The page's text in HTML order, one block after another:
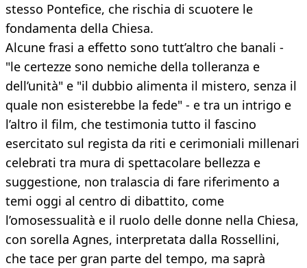
stesso Pontefice, che rischia di scuotere le
fondamenta della Chiesa.
Alcune frasi a effetto sono tutt’altro che banali -
"le certezze sono nemiche della tolleranza e
dell’unità" e "il dubbio alimenta il mistero, senza il
quale non esisterebbe la fede" - e tra un intrigo e
l’altro il film, che testimonia tutto il fascino
esercitato sul regista da riti e cerimoniali millenari
celebrati tra mura di spettacolare bellezza e
suggestione, non tralascia di fare riferimento a
temi oggi al centro di dibattito, come
l’omosessualità e il ruolo delle donne nella Chiesa,
con sorella Agnes, interpretata dalla Rossellini,
che tace per gran parte del tempo, ma saprà